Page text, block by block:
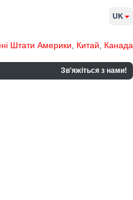
Штати Америки Китай Канада
Зв'яжіться з нами!
UK